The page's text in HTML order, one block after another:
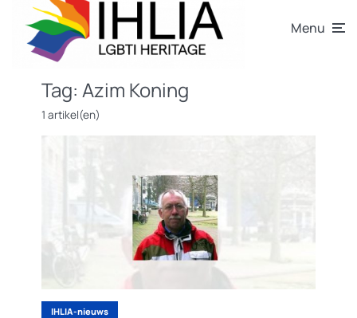
Menu
Tag: Azim Koning
1 artikel(en)
IHLIA-nieuws